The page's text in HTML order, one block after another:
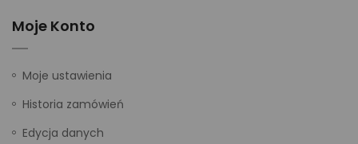
Moje Konto
Moje ustawienia
Historia zamówień
Edycja danych